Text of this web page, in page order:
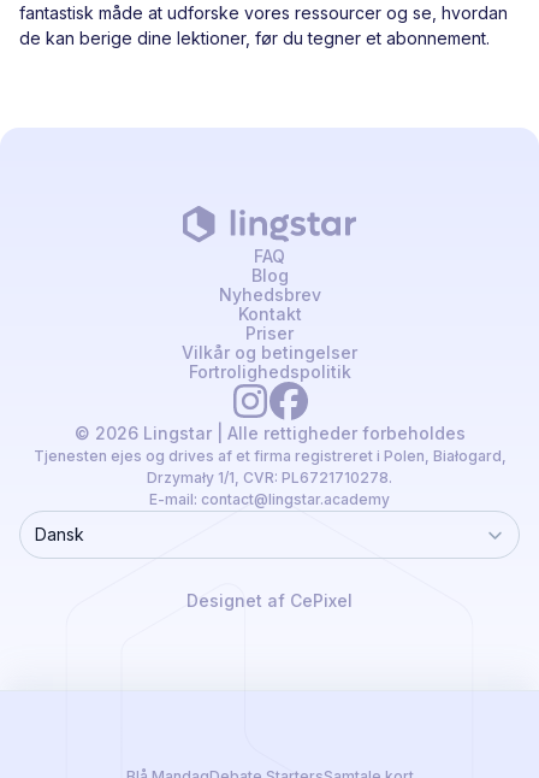
fantastisk måde at udforske vores ressourcer og se, hvordan
de kan berige dine lektioner, før du tegner et abonnement.
© 2026 Lingstar | Alle rettigheder forbeholdes
Tjenesten ejes og drives af et firma registreret i Polen, Białogard,
Drzymały 1/1, CVR: PL6721710278.
E-mail: contact@lingstar.academy
FAQ
Blog
Nyhedsbrev
Kontakt
Priser
Vilkår og betingelser
Fortrolighedspolitik
Language
Dansk
Designet af CePixel